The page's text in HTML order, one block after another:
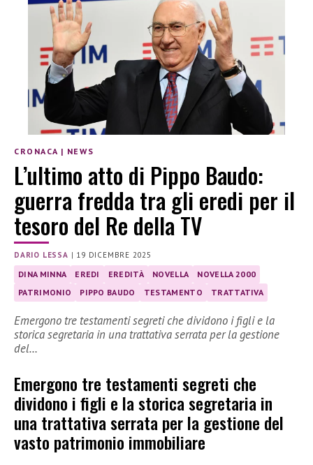
CRONACA | NEWS
L’ultimo atto di Pippo Baudo:
guerra fredda tra gli eredi per il
tesoro del Re della TV
DARIO LESSA | 19 DICEMBRE 2025
DINA MINNA EREDI EREDITÀ NOVELLA
NOVELLA 2000
PATRIMONIO
PIPPO BAUDO TESTAMENTO TRATTATIVA
Emergono tre testamenti segreti che dividono i figli e la
storica segretaria in una trattativa serrata per la gestione
del…
Emergono tre testamenti segreti che
dividono i figli e la storica segretaria in
una trattativa serrata per la gestione del
vasto patrimonio immobiliare